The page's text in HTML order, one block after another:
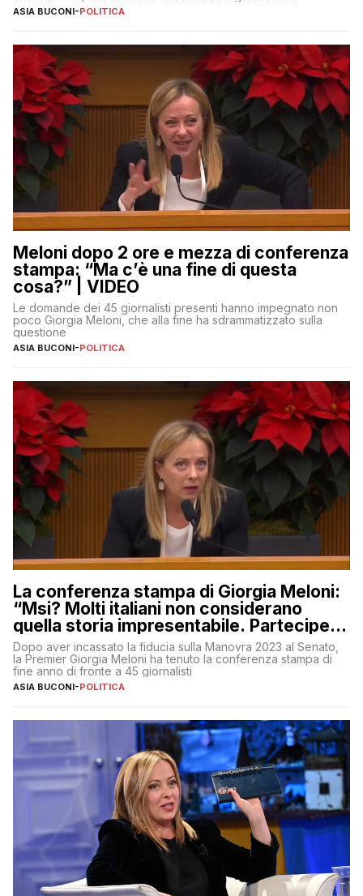
ASIA BUCONI-POLITICA
Meloni dopo 2 ore e mezza di conferenza
stampa: “Ma c’è una fine di questa
cosa?” | VIDEO
Le domande dei 45 giornalisti presenti hanno impegnato non
poco Giorgia Meloni, che alla fine ha sdrammatizzato sulla
questione
ASIA BUCONI-POLITICA
La conferenza stampa di Giorgia Meloni:
“Msi? Molti italiani non considerano
quella storia impresentabile. Parteciperò
al 25 aprile”
Dopo aver incassato la fiducia sulla Manovra 2023 al Senato,
la Premier Giorgia Meloni ha tenuto la conferenza stampa di
fine anno di fronte a 45 giornalisti
ASIA BUCONI-POLITICA